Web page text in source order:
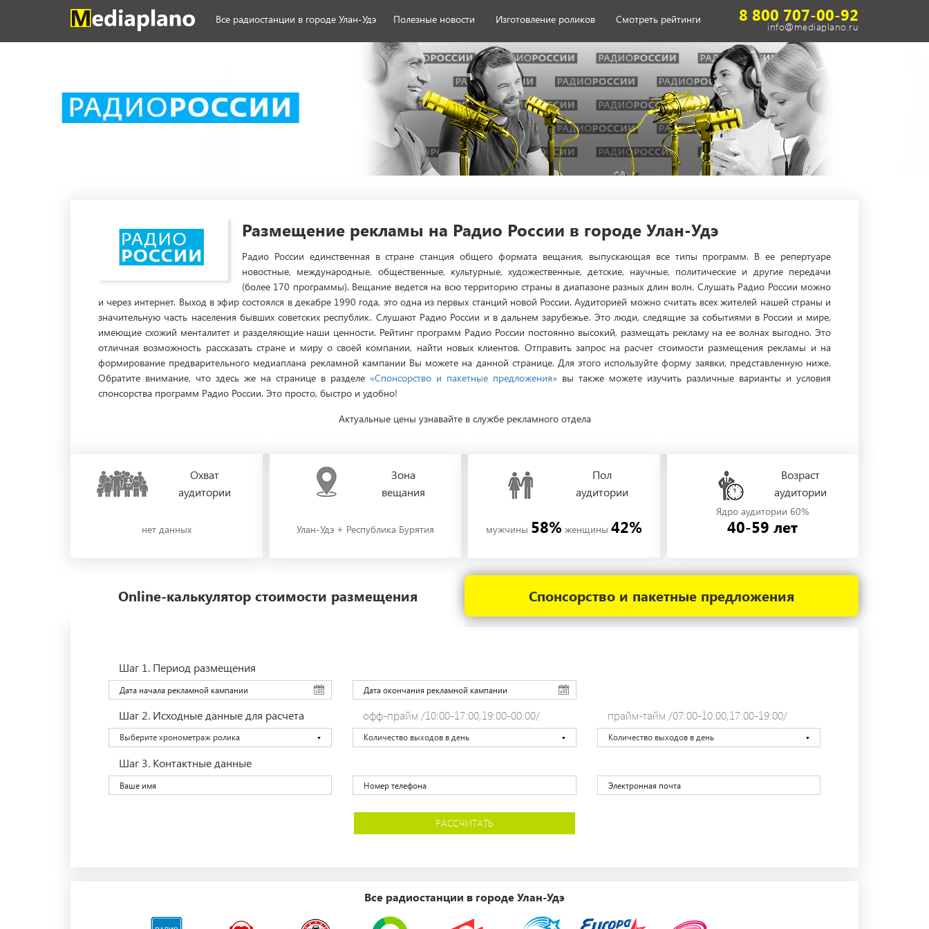
Все радиостанции в городе Улан-Удэ Полезные новости Изготовление роликов Смотреть рейтинги 8 800 707-00-92
info@mediaplano.ru
Размещение рекламы на Радио России в городе Улан-Удэ
Радио России единственная в стране станция общего формата вещания, выпускающая все типы программ. В ее репертуаре
новостные, международные, общественные, культурные, художественные, детские, научные, политические и другие передачи
(более 170 программы). Вещание ведется на всю территорию страны в диапазоне разных длин волн. Слушать Радио России можно
и через интернет. Выход в эфир состоялся в декабре 1990 года, это одна из первых станций новой России. Аудиторией можно считать всех жителей нашей страны и
значительную часть населения бывших советских республик. Слушают Радио России и в дальнем зарубежье. Это люди, следящие за событиями в России и мире,
имеющие схожий менталитет и разделяющие наши ценности. Рейтинг программ Радио России постоянно высокий, размещать рекламу на ее волнах выгодно. Это
отличная возможность рассказать стране и миру о своей компании, найти новых клиентов. Отправить запрос на расчет стоимости размещения рекламы и на
формирование предварительного медиаплана рекламной кампании Вы можете на данной странице. Для этого используйте форму заявки, представленную ниже.
Обратите внимание, что здесь же на странице в разделе «Спонсорство и пакетные предложения» вы также можете изучить различные варианты и условия
спонсорства программ Радио России. Это просто, быстро и удобно!
Актуальные цены узнавайте в службе рекламного отдела
Охват
аудитории
нет данных
Зона
вещания
Улан-Удэ + Республика Бурятия
Пол
аудитории
мужчины 58% женщины 42%
Возраст
аудитории
Ядро аудитории 60%
40-59 лет
Online-калькулятор стоимости размещения Спонсорство и пакетные предложения
Шаг 1. Период размещения
Шаг 2. Исходные данные для расчета
Выберите хронометраж ролика
офф-прайм /10:00-17:00,19:00-00:00/
Количество выходов в день
прайм-тайм /07:00-10:00,17:00-19:00/
Количество выходов в день
Шаг 3. Контактные данные
РАССЧИТАТЬ
Все радиостанции в городе Улан-Удэ